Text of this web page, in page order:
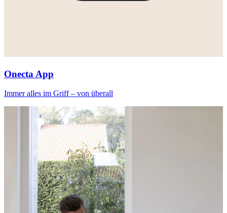
Onecta App
Immer alles im Griff – von überall